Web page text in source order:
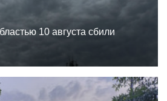
10 августа сбили